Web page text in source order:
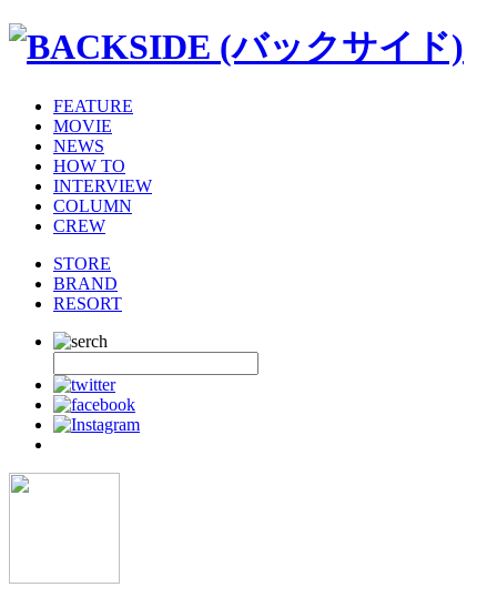
FEATURE
MOVIE
NEWS
HOW TO
INTERVIEW
COLUMN
CREW
STORE
BRAND
RESORT